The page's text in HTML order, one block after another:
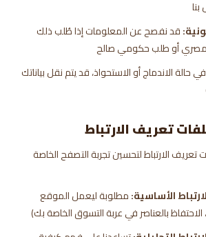
قد نفصح عن المعلومات إذا طُلب ذلك
أو طلب حكومي صالح
في حالة الاندماج أو الاستحواذ، قد يتم نقل بياناتك
الارتباط لتحسين تجربة التصفح الخاصة
الأساسية:مطلوبة ليعمل الموقع
بالعناصر في عربة التسوق الخاصة بك)